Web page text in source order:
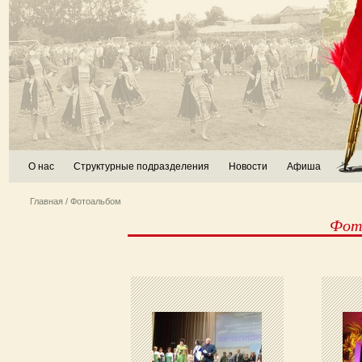
О нас Структурные подразделения Новости Афиша
Главная / Фотоальбом